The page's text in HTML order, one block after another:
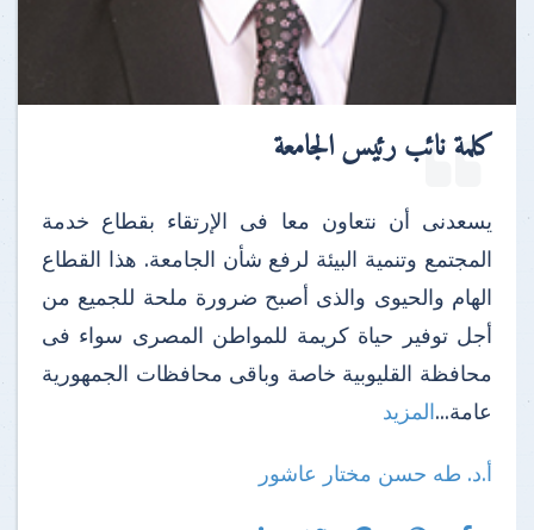
كلمة نائب رئيس الجامعة
يسعدنى أن نتعاون معا فى الإرتقاء بقطاع خدمة
المجتمع وتنمية البيئة لرفع شأن الجامعة. هذا القطاع
الهام والحيوى والذى أصبح ضرورة ملحة للجميع من
أجل توفير حياة كريمة للمواطن المصرى سواء فى
محافظة القليوبية خاصة وباقى محافظات الجمهورية
عامة...المزيد
أ.د. طه حسن مختار عاشور